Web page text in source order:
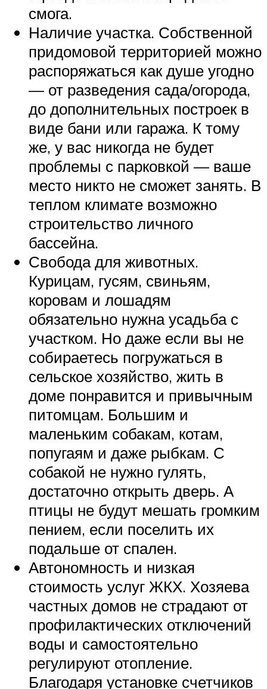
смога.
Наличие участка. Собственной
придомовой территорией можно
распоряжаться как душе угодно
— от разведения сада/огорода,
до дополнительных построек в
виде бани или гаража. К тому
же, у вас никогда не будет
проблемы с парковкой — ваше
место никто не сможет занять. В
теплом климате возможно
строительство личного
бассейна.
Свобода для животных.
Курицам, гусям, свиньям,
коровам и лошадям
обязательно нужна усадьба с
участком. Но даже если вы не
собираетесь погружаться в
сельское хозяйство, жить в
доме понравится и привычным
питомцам. Большим и
маленьким собакам, котам,
попугаям и даже рыбкам. С
собакой не нужно гулять,
достаточно открыть дверь. А
птицы не будут мешать громким
пением, если поселить их
подальше от спален.
Автономность и низкая
стоимость услуг ЖКХ. Хозяева
частных домов не страдают от
профилактических отключений
воды и самостоятельно
регулируют отопление.
Благодаря установке счетчиков